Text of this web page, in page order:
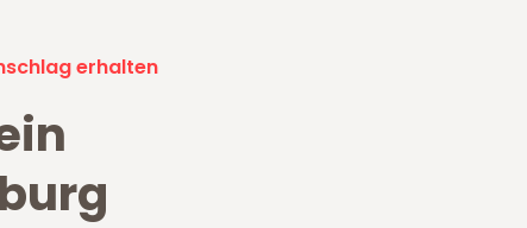
erhalten